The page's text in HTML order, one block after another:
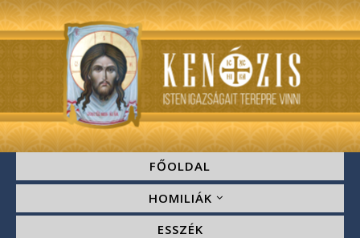
FŐOLDAL
HOMILIÁK
ESSZÉK